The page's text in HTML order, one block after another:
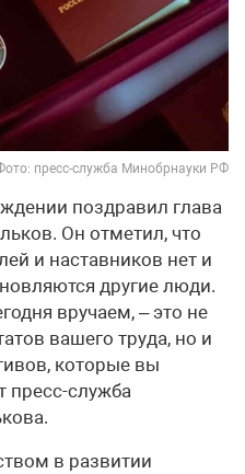
пресс-служба Минобрнауки РФ
поздравил глава
Он отметил, что
и наставников нет и
другие люди.
вручаем, – это не
вашего труда, но и
которые вы
пресс-служба
в развитии